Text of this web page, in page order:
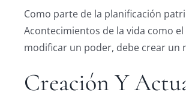
Como parte de la planificación
Acontecimientos de la vida como
modificar un poder, debe crear un
Creación Y